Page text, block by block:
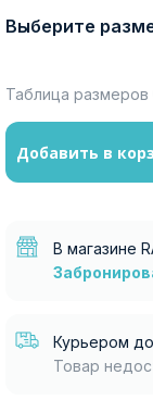
Выберите
Таблица размеров
Добавить в
В магазине
Курьером
Товар